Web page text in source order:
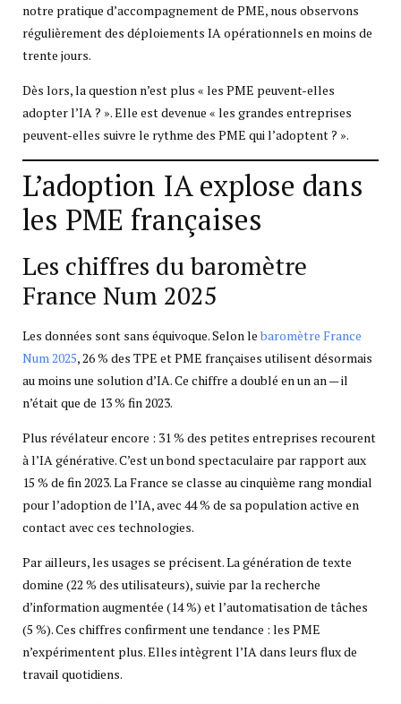
notre pratique d’accompagnement de PME, nous observons
régulièrement des déploiements IA opérationnels en moins de
trente jours.
Dès lors, la question n’est plus « les PME peuvent-elles
adopter l’IA ? ». Elle est devenue « les grandes entreprises
peuvent-elles suivre le rythme des PME qui l’adoptent ? ».
L’adoption IA explose dans
les PME françaises
Les chiffres du baromètre
France Num 2025
Les données sont sans équivoque. Selon le baromètre France
Num 2025, 26 % des TPE et PME françaises utilisent désormais
au moins une solution d’IA. Ce chiffre a doublé en un an — il
n’était que de 13 % fin 2023.
Plus révélateur encore : 31 % des petites entreprises recourent
à l’IA générative. C’est un bond spectaculaire par rapport aux
15 % de fin 2023. La France se classe au cinquième rang mondial
pour l’adoption de l’IA, avec 44 % de sa population active en
contact avec ces technologies.
Par ailleurs, les usages se précisent. La génération de texte
domine (22 % des utilisateurs), suivie par la recherche
d’information augmentée (14 %) et l’automatisation de tâches
(5 %). Ces chiffres confirment une tendance : les PME
n’expérimentent plus. Elles intègrent l’IA dans leurs flux de
travail quotidiens.